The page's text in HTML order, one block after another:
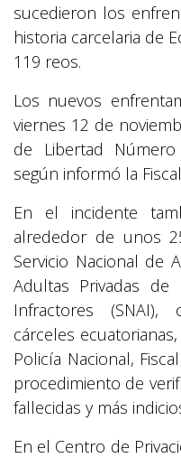
sucedieron los
historia carcelaria de
119 reos.
Los nuevos
viernes 12 de
de Libertad
según informó la
En el incidente
alrededor de unos
Servicio Nacional de
Adultas Privadas de
Infractores
cárceles
Policía Nacional,
procedimiento de
fallecidas y más
En el Centro de